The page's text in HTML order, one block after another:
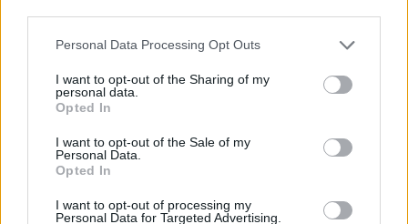
Personal Data Processing Opt Outs
I want to opt-out of the Sharing of my
personal data.
Opted In
I want to opt-out of the Sale of my
Personal Data.
Opted In
I want to opt-out of processing my
Personal Data for Targeted Advertising.